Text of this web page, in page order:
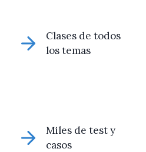
Clases de todos
los temas
Miles de test y
casos